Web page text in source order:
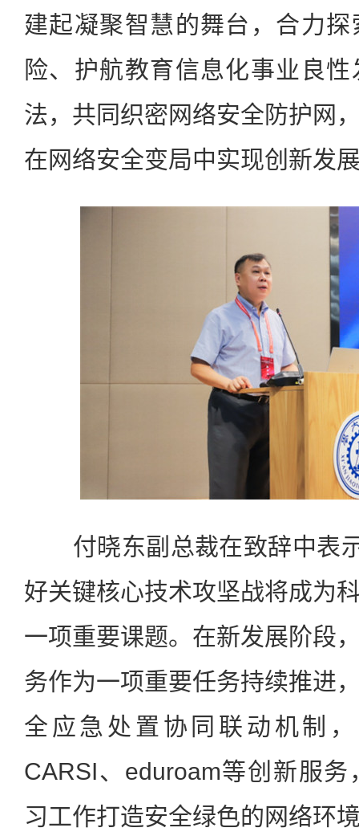
建起凝聚智慧的舞台，合力
险、护航教育信息化事业良
法，共同织密网络安全防护网
在网络安全变局中实现创新发
付晓东副总裁在致辞中表示
好关键核心技术攻坚战将成为
一项重要课题。在新发展阶段
务作为一项重要任务持续推进
全应急处置协同联动机制
CARSI、eduroam等创新服
习工作打造安全绿色的网络环